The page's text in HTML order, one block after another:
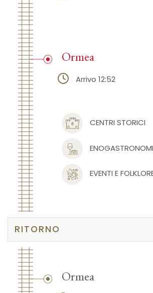
CENTRI STORICI
EVENTI E
Ormea
Arrivo 12:52
RITORNO
Ormea